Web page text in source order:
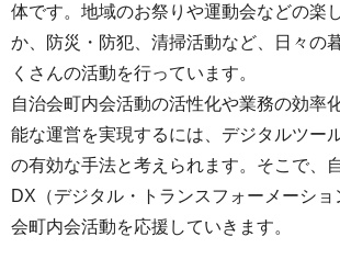
体です。地域のお祭りや運動会などの楽
か、防災・防犯、清掃活動など、日々の
くさんの活動を行っています。
自治会町内会活動の活性化や業務の効率
能な運営を実現するには、デジタルツー
の有効な手法と考えられます。そこで、
DX（デジタル・トランスフォーメーシ
会町内会活動を応援していきます。